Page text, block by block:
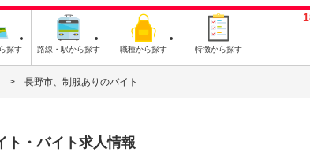
探す 路線・駅から探す 職種から探す 特徴から探す
長野市、制服ありのバイト
ト・バイト求人情報